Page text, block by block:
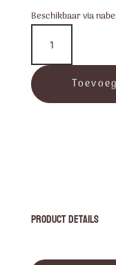
Beschikbaar via
Lichtsokkel
aantal
Product Details